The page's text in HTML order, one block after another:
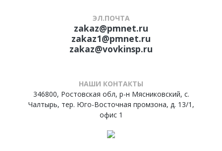
ЭЛ.ПОЧТА
zakaz@pmnet.ru
zakaz1@pmnet.ru
zakaz@vovkinsp.ru
НАШИ КОНТАКТЫ
346800, Ростовская обл, р-н Мясниковский, с.
Чалтырь, тер. Юго-Восточная промзона, д. 13/1,
офис 1